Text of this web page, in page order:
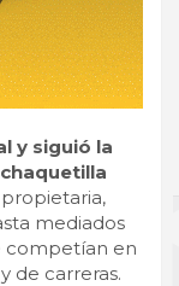
y siguió la
mediados
competían en
de carreras.